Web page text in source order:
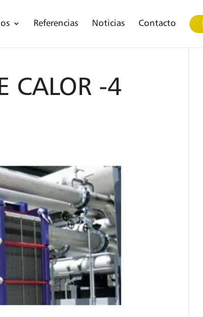
Referencias Noticias Contacto
CALOR -4